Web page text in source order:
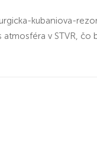
kubaniova-
v STVR, čo